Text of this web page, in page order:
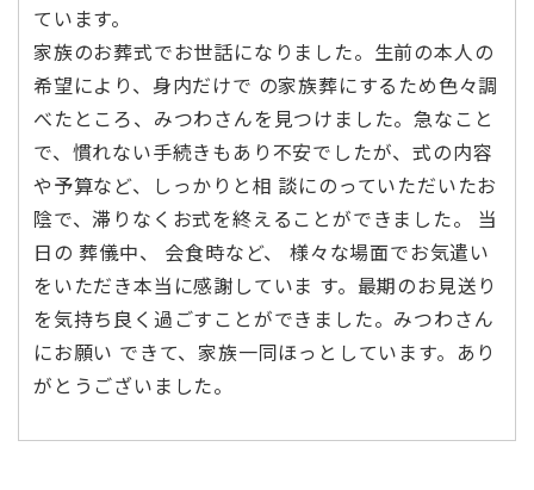
ています。
家族のお葬式でお世話になりました。生前の本人の
希望により、身内だけで の家族葬にするため色々調
べたところ、みつわさんを見つけました。急なこと
で、慣れない手続きもあり不安でしたが、式の内容
や予算など、しっかりと相 談にのっていただいたお
陰で、滞りなくお式を終えることができました。 当
日の 葬儀中、 会食時など、 様々な場面でお気遣い
をいただき本当に感謝していま す。最期のお見送り
を気持ち良く過ごすことができました。みつわさん
にお願い できて、家族一同ほっとしています。あり
がとうございました。